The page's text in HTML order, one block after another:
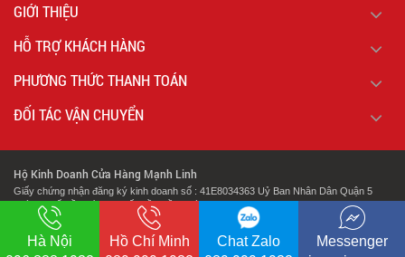
GIỚI THIỆU
HỖ TRỢ KHÁCH HÀNG
PHƯƠNG THỨC THANH TOÁN
ĐỐI TÁC VẬN CHUYỂN
Hộ Kinh Doanh Cửa Hàng Mạnh Linh
Giấy chứng nhận đăng ký kinh doanh số : 41E8034363 Uỷ Ban Nhân Dân Quận 5
Thành Phố Hồ Chí Minh Cấp Lần Đầu Ngày : 07/02/2018.
Địa chỉ: 127 Cao Đạt Phường 1 Quận 5 Thành Phố Hồ Chí Minh
Hà Nội
Hồ Chí Minh
Chat Zalo
Messenger